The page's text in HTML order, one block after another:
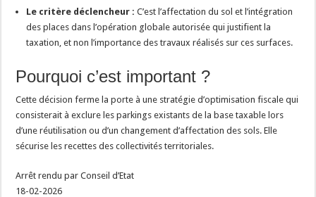
Le critère déclencheur : C’est l’affectation du sol et l’intégration
des places dans l’opération globale autorisée qui justifient la
taxation, et non l’importance des travaux réalisés sur ces surfaces.
Pourquoi c’est important ?
Cette décision ferme la porte à une stratégie d’optimisation fiscale qui
consisterait à exclure les parkings existants de la base taxable lors
d’une réutilisation ou d’un changement d’affectation des sols. Elle
sécurise les recettes des collectivités territoriales.
Arrêt rendu par Conseil d’Etat
18-02-2026